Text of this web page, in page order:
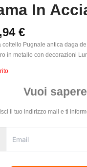
In
€
coltello Pugnale antica daga
in metallo con decorazioni
Vuoi
il tuo indirizzo mail e ti